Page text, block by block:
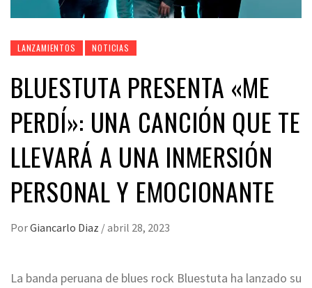
LANZAMIENTOS NOTICIAS
BLUESTUTA PRESENTA «ME
PERDÍ»: UNA CANCIÓN QUE TE
LLEVARÁ A UNA INMERSIÓN
PERSONAL Y EMOCIONANTE
PorGiancarlo Diaz /abril 28, 2023
La banda peruana de blues rock Bluestuta ha lanzado su